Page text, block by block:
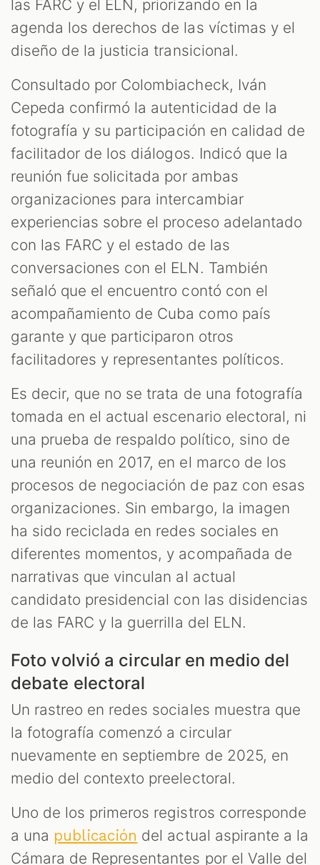
las FARC y el ELN, priorizando en la
agenda los derechos de las víctimas y el
diseño de la justicia transicional.
Consultado por Colombiacheck, Iván
Cepeda confirmó la autenticidad de la
fotografía y su participación en calidad de
facilitador de los diálogos. Indicó que la
reunión fue solicitada por ambas
organizaciones para intercambiar
experiencias sobre el proceso adelantado
con las FARC y el estado de las
conversaciones con el ELN. También
señaló que el encuentro contó con el
acompañamiento de Cuba como país
garante y que participaron otros
facilitadores y representantes políticos.
Es decir, que no se trata de una fotografía
tomada en el actual escenario electoral, ni
una prueba de respaldo político, sino de
una reunión en 2017, en el marco de los
procesos de negociación de paz con esas
organizaciones. Sin embargo, la imagen
ha sido reciclada en redes sociales en
diferentes momentos, y acompañada de
narrativas que vinculan al actual
candidato presidencial con las disidencias
de las FARC y la guerrilla del ELN.
Foto volvió a circular en medio del
debate electoral
Un rastreo en redes sociales muestra que
la fotografía comenzó a circular
nuevamente en septiembre de 2025, en
medio del contexto preelectoral.
Uno de los primeros registros corresponde
a una publicación del actual aspirante a la
Cámara de Representantes por el Valle del